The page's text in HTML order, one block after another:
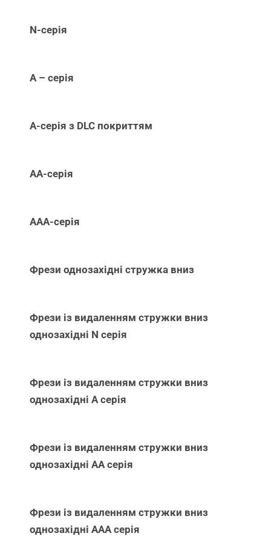
N-серія
А – серія
А-серія з DLC покриттям
АА-серія
ААА-серія
Фрези однозахідні стружка вниз
Фрези із видаленням стружки вниз
однозахідні N серія
Фрези із видаленням стружки вниз
однозахідні А серія
Фрези із видаленням стружки вниз
однозахідні АА серія
Фрези із видаленням стружки вниз
однозахідні ААА серія